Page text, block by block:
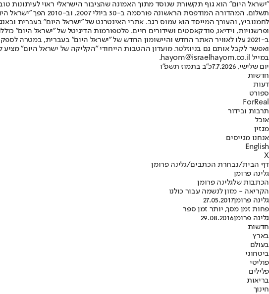
"ישראל היום" הוא גוף תקשורת שנוסד מתוך האמונה שהציבור הישראלי ראוי לעיתונות
תשלום. המהדורה
ופרשנויות, וידיאו, פודקאסטים ושידורים חיים. פלטפורמות הדיגיטל של "ישראל היום"
ב-2021 עלו לאוויר האתר החדש והיישומון החדש של "ישראל היום" בעברית, במטרה
ואפשר לקבל אותם גם בניוזלטר. מועדון ההטבות הייחודי "הקליקה של ישראל היום"
במייל hayom@israelhayom.co.il.
יום שלישי, 7.7.2026
כ"ב בתמוז תשפ"ו
חדשות
דעות
ספורט
ForReal
תרבות ובידור
אוכל
מגזין
אנחנו מגייסים
English
X
דף הבית/נבחרת הכתבים/גלינה פרומן
גלינה פרומן
הכתבות שלגלינה פרומן
הקריאה - מזון לנשמה עבור כולנו
גלינה פרומן27.05.2017
פחות זמן מסך, יותר זמן ספר
גלינה פרומן29.08.2016
חדשות
בארץ
בעולם
ביטחוני
פוליטי
פלילים
בריאות
חינוך